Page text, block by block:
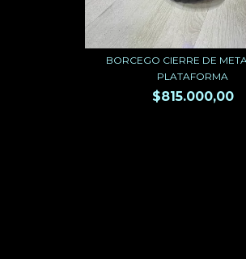
BORCEGO CIERRE DE
PLATAFORMA
$815.000,00